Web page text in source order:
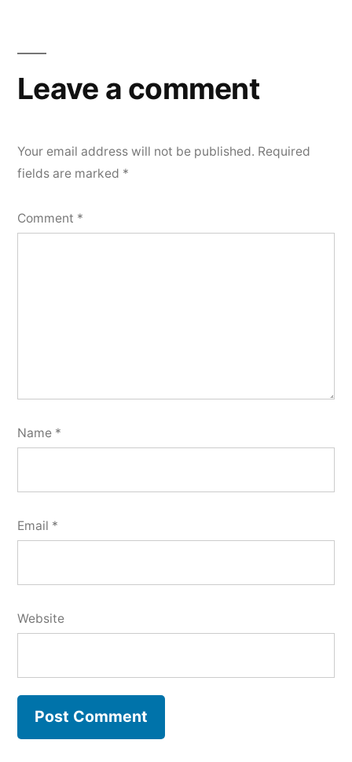
Leave a comment
Your email address will not be published. Required
fields are marked *
Comment *
Name *
Email *
Website